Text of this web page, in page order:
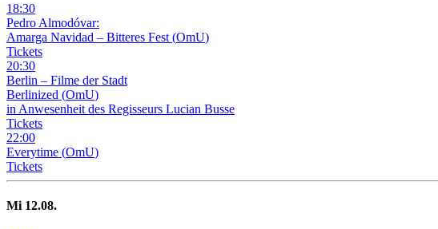
18:30
Pedro Almodóvar:
Amarga Navidad – Bitteres Fest (OmU)
Tickets
20:30
Berlin – Filme der Stadt
Berlinized (OmU)
in Anwesenheit des Regisseurs Lucian Busse
Tickets
22:00
Everytime (OmU)
Tickets
Mi 12.08.